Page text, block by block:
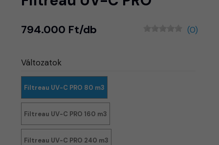
794.000 Ft/db (0)
Változatok
Filtreau UV-C PRO 80 m3
Filtreau UV-C PRO 160 m3
Filtreau UV-C PRO 240 m3